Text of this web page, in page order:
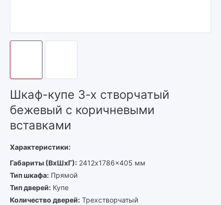
Шкаф-купе 3-х створчатый
бежевый с коричневыми
вставками
Характеристики:
Габариты (ВхШхГ) 2412x1786x405 мм
Тип шкафа Прямой
Тип дверей Купе
Количество дверей Трехстворчатый